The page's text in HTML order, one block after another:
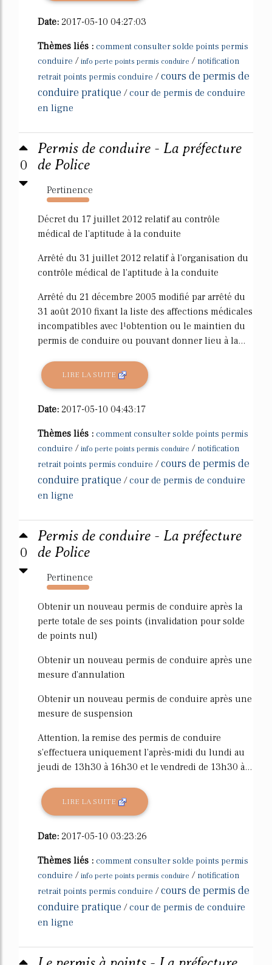
Date: 2017-05-10 04:27:03
Thèmes liés : comment consulter solde points permis
conduire / info perte points permis conduire / notification
retrait points permis conduire /cours de permis de
conduire pratique /cour de permis de conduire
en ligne
0
Permis de conduire - La préfecture
de Police
Pertinence
18189%
Décret du 17 juillet 2012 relatif au contrôle
médical de l'aptitude à la conduite
Arrêté du 31 juillet 2012 relatif à l'organisation du
contrôle médical de l'aptitude à la conduite
Arrêté du 21 décembre 2005 modifié par arrêté du
31 août 2010 fixant la liste des affections médicales
incompatibles avec l¹obtention ou le maintien du
permis de conduire ou pouvant donner lieu à la...
LIRE LA SUITE
Date: 2017-05-10 04:43:17
Thèmes liés : comment consulter solde points permis
conduire / info perte points permis conduire / notification
retrait points permis conduire /cours de permis de
conduire pratique /cour de permis de conduire
en ligne
0
Permis de conduire - La préfecture
de Police
Pertinence
18084%
Obtenir un nouveau permis de conduire après la
perte totale de ses points (invalidation pour solde
de points nul)
Obtenir un nouveau permis de conduire après une
mesure d'annulation
Obtenir un nouveau permis de conduire après une
mesure de suspension
Attention, la remise des permis de conduire
s'effectuera uniquement l'après-midi du lundi au
jeudi de 13h30 à 16h30 et le vendredi de 13h30 à...
LIRE LA SUITE
Date: 2017-05-10 03:23:26
Thèmes liés : comment consulter solde points permis
conduire / info perte points permis conduire / notification
retrait points permis conduire /cours de permis de
conduire pratique /cour de permis de conduire
en ligne